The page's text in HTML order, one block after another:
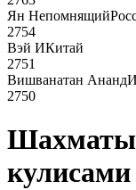
Ян Непомнящий
2754
Вэй ИКитай
2751
Вишванатан Ананд
2750
Шахматы
кулисами